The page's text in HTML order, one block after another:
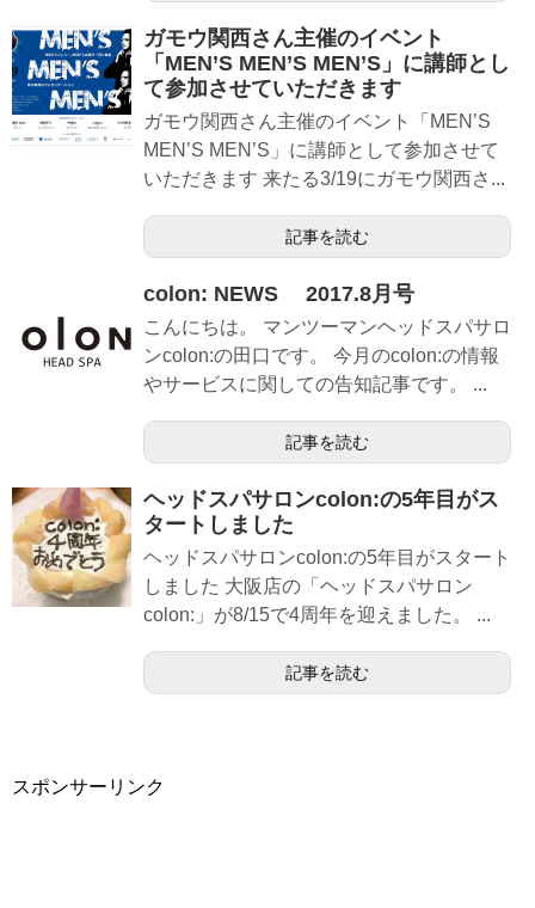
ガモウ関西さん主催のイベント
「MEN’S MEN’S MEN’S」に講師とし
て参加させていただきます
ガモウ関西さん主催のイベント「MEN’S
MEN’S MEN’S」に講師として参加させて
いただきます 来たる3/19にガモウ関西さ...
記事を読む
colon: NEWS 2017.8月号
こんにちは。 マンツーマンヘッドスパサロ
ンcolon:の田口です。 今月のcolon:の情報
やサービスに関しての告知記事です。 ...
記事を読む
ヘッドスパサロンcolon:の5年目がス
タートしました
ヘッドスパサロンcolon:の5年目がスタート
しました 大阪店の「ヘッドスパサロン
colon:」が8/15で4周年を迎えました。 ...
記事を読む
スポンサーリンク